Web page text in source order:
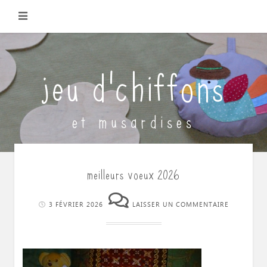
jeu d'chiffons
et musardises
meilleurs voeux 2026
3 FÉVRIER 2026 LAISSER UN COMMENTAIRE